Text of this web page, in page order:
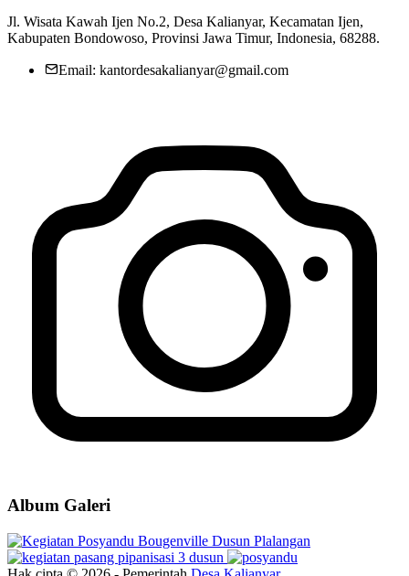
Jl. Wisata Kawah Ijen No.2, Desa Kalianyar, Kecamatan Ijen,
Kabupaten Bondowoso, Provinsi Jawa Timur, Indonesia, 68288.
Email: kantordesakalianyar@gmail.com
Album Galeri